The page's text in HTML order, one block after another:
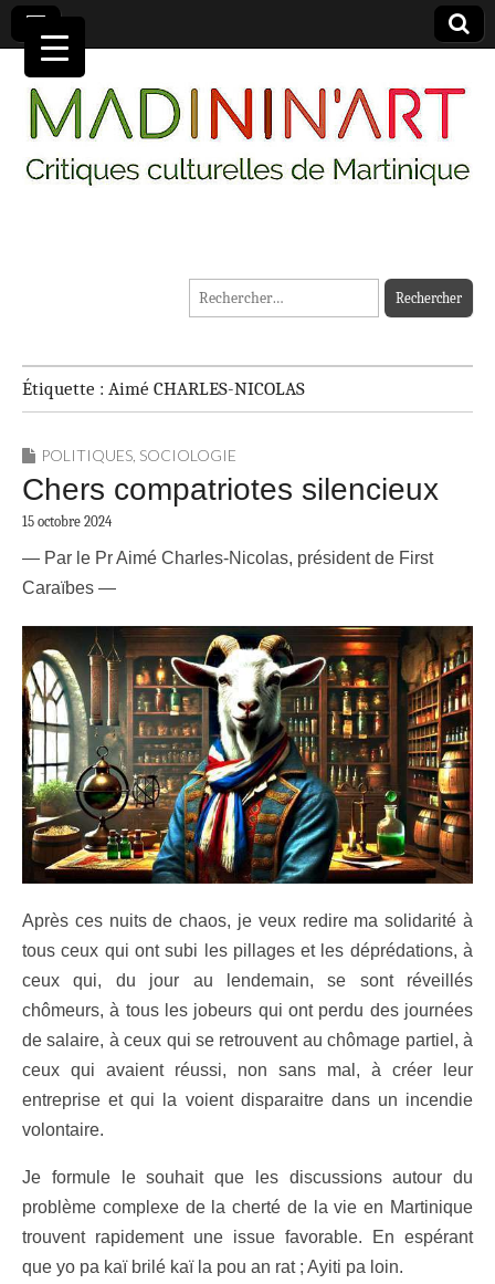
MADININ'ART
Rechercher :
Étiquette : Aimé CHARLES-NICOLAS
POLITIQUES, SOCIOLOGIE
Chers compatriotes silencieux
15 octobre 2024
— Par le Pr Aimé Charles-Nicolas, président de First
Caraïbes —
Après ces nuits de chaos, je veux redire ma solidarité à
tous ceux qui ont subi les pillages et les déprédations, à
ceux qui, du jour au lendemain, se sont réveillés
chômeurs, à tous les jobeurs qui ont perdu des journées
de salaire, à ceux qui se retrouvent au chômage partiel, à
ceux qui avaient réussi, non sans mal, à créer leur
entreprise et qui la voient disparaitre dans un incendie
volontaire.
Je formule le souhait que les discussions autour du
problème complexe de la cherté de la vie en Martinique
trouvent rapidement une issue favorable. En espérant
que yo pa kaï brilé kaï la pou an rat ; Ayiti pa loin.